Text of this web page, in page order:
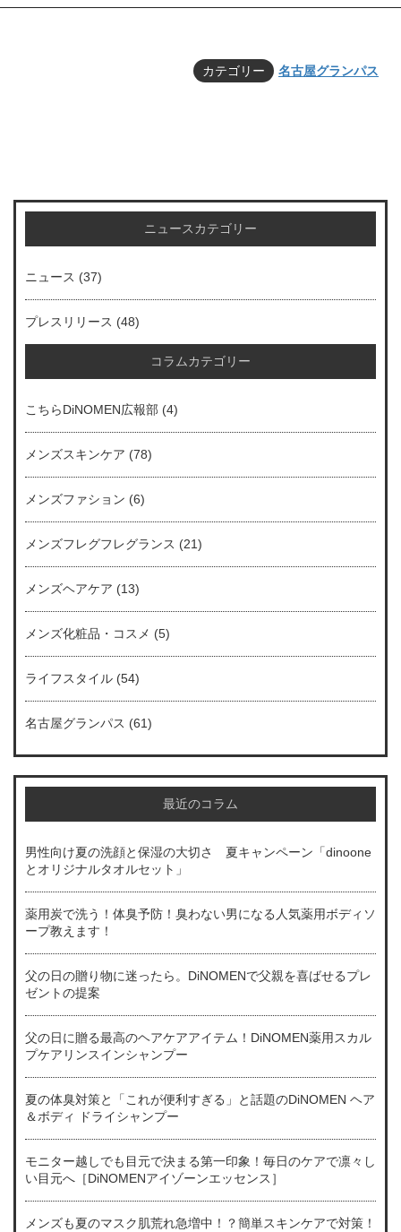
カテゴリー 名古屋グランパス
ニュースカテゴリー
ニュース (37)
プレスリリース (48)
コラムカテゴリー
こちらDiNOMEN広報部 (4)
メンズスキンケア (78)
メンズファション (6)
メンズフレグフレグランス (21)
メンズヘアケア (13)
メンズ化粧品・コスメ (5)
ライフスタイル (54)
名古屋グランパス (61)
最近のコラム
男性向け夏の洗顔と保湿の大切さ 夏キャンペーン「dinoone
とオリジナルタオルセット」
薬用炭で洗う！体臭予防！臭わない男になる人気薬用ボディソ
ープ教えます！
父の日の贈り物に迷ったら。DiNOMENで父親を喜ばせるプレ
ゼントの提案
父の日に贈る最高のヘアケアアイテム！DiNOMEN薬用スカル
プケアリンスインシャンプー
夏の体臭対策と「これが便利すぎる」と話題のDiNOMEN ヘア
＆ボディ ドライシャンプー
モニター越しでも目元で決まる第一印象！毎日のケアで凛々し
い目元へ［DiNOMENアイゾーンエッセンス］
メンズも夏のマスク肌荒れ急増中！？簡単スキンケアで対策！